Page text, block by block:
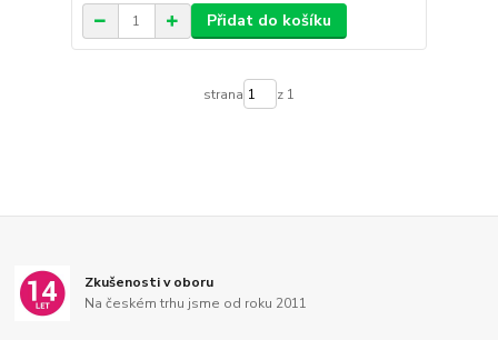
Přidat do košíku
strana z 1
Zkušenosti v oboru
Na českém trhu jsme od roku 2011